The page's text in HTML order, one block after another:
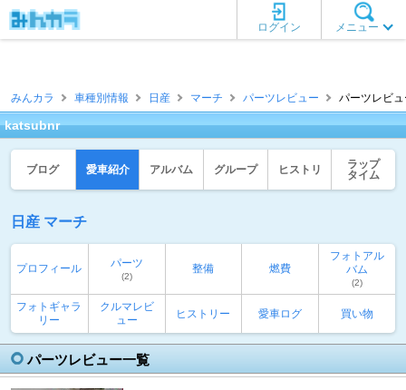
メニュー
ログイン
みんカラ 車種別情報 日産 マーチ パーツレビュー パーツレビ
katsubnr
ブログ 愛車紹介 アルバム グループ ヒストリ
ラップ
タイム
日産 マーチ
プロフィール パーツ
(2)
整備 燃費
フォトアル
バム
(2)
フォトギャラ
リー
クルマレビ
ュー
ヒストリー 愛車ログ 買い物
パーツレビュー一覧